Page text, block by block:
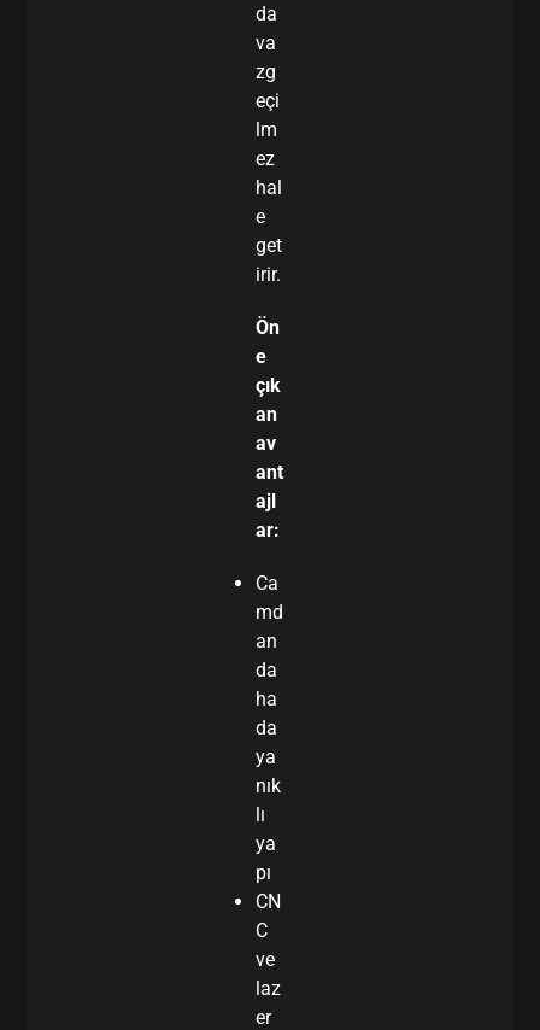
da
va
zg
eçi
lm
ez
hal
e
get
irir.
Ön
e
çık
an
av
ant
ajl
ar:
Ca
md
an
da
ha
da
ya
nık
lı
ya
pı
CN
C
ve
laz
er